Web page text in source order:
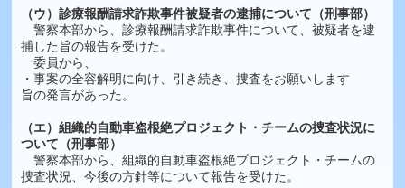
（ウ）診療報酬請求詐欺事件被疑者の逮捕について（刑事部）
警察本部から、診療報酬請求詐欺事件について、被疑者を逮
捕した旨の報告を受けた。
委員から、
・事案の全容解明に向け、引き続き、捜査をお願いします
旨の発言があった。
（エ）組織的自動車盗根絶プロジェクト・チームの捜査状況に
ついて（刑事部）
警察本部から、組織的自動車盗根絶プロジェクト・チームの
捜査状況、今後の方針等について報告を受けた。